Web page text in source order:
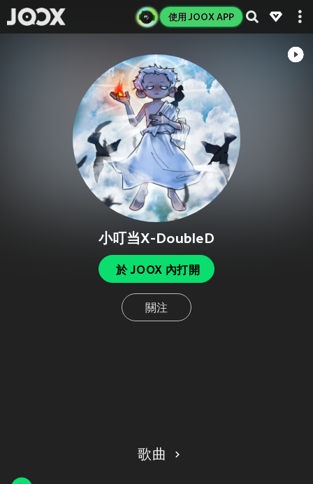
使用 JOOX APP
小叮当X-DoubleD
於 JOOX 內打開
關注
歌曲